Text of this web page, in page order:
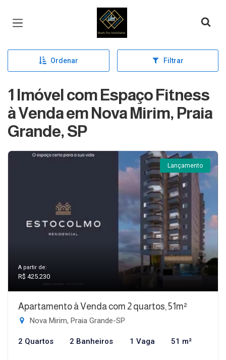
Página inicial
Ordenar Filtrar
1 Imóvel com Espaço Fitness
à Venda em Nova Mirim, Praia
Grande, SP
Lançamento
A partir de:
R$ 425.230
Apartamento à Venda com 2 quartos, 51m²
Nova Mirim, Praia Grande-SP
2 Quartos 2 Banheiros 1 Vaga 51 m²